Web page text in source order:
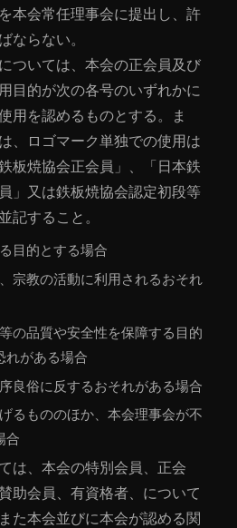
本会常任理事会に提出し、許
ならない。
ついては、本会の正会員及び
目的が次の各号のいずれかに
用を認めるものとする。ま
、ロゴマーク単独での使用は
板焼協会正会員」、「日本鉄
」又は鉄板焼協会認定初段等
記すること。
目的とする場合
宗教の活動に利用されるおそれ
の品質や安全性を保障する目的
れがある場合
良俗に反するおそれがある場合
るもののほか、本会理事会が不
合
は、本会の特別会員、正会
助会員、有資格者、について
た本会並びに本会が認める関